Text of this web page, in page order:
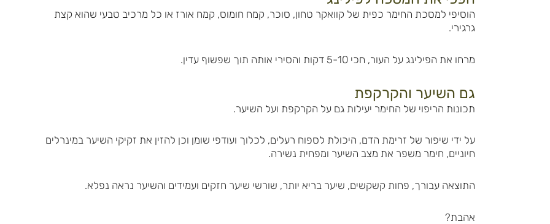
הוסיפי למסכת החימר כפית של קוואקר טחון, סוכר, קמח חומוס, קמח אורז או כל מרכיב טבעי שהוא קצת
גרגירי.
מרחו את הפילינג על העור, חכי 5-10 דקות והסירי אותה תוך שפשוף עדין.
גם השיער והקרקפת
תכונות הריפוי של החימר יעילות גם על הקרקפת ועל השיער.
על ידי שיפור של זרימת הדם, היכולת לספוח רעלים, לכלוך ועודפי שומן וכן להזין את זקיקי השיער במינרלים
חיוניים, חימר משפר את מצב השיער ומפחית נשירה.
התוצאה עבורך, פחות קשקשים, שיער בריא יותר, שורשי שיער חזקים ועמידים והשיער נראה נפלא.
אהבת?